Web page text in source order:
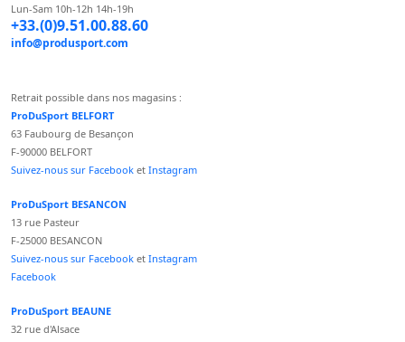
Lun-Sam 10h-12h 14h-19h
+33.(0)9.51.00.88.60
info@produsport.com
Retrait possible dans nos magasins :
ProDuSport BELFORT
63 Faubourg de Besançon
F-90000 BELFORT
Suivez-nous sur Facebook et Instagram
ProDuSport BESANCON
13 rue Pasteur
F-25000 BESANCON
Suivez-nous sur Facebook et Instagram
Facebook
ProDuSport BEAUNE
32 rue d'Alsace